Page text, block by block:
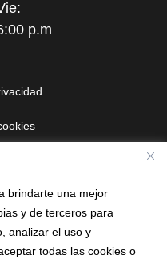
brindarte una mejor
y de terceros para
analizar el uso y
todas las cookies o
p.m